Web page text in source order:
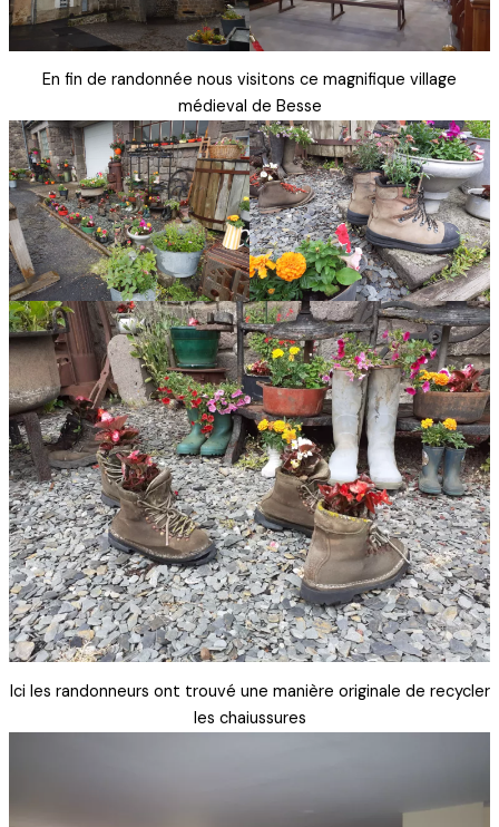
En fin de randonnée nous visitons ce magnifique village
médieval de Besse
Ici les randonneurs ont trouvé une manière originale de recycler
les chaiussures